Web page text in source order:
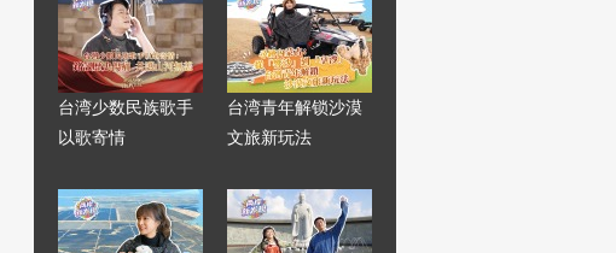
台湾少数民族歌手
以歌寄情
台湾青年解锁沙漠
文旅新玩法